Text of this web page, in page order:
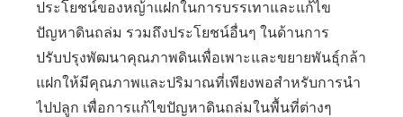
ประโยชน์ของหญ้าแฝกในการบรรเทาและแก้ไข
ปัญหาดินถล่ม รวมถึงประโยชน์อื่นๆ ในด้านการ
ปรับปรุงพัฒนาคุณภาพดินเพื่อเพาะและขยายพันธุ์กล้า
แฝกให้มีคุณภาพและปริมาณที่เพียงพอสำหรับการนำ
ไปปลูก เพื่อการแก้ไขปัญหาดินถล่มในพื้นที่ต่างๆ